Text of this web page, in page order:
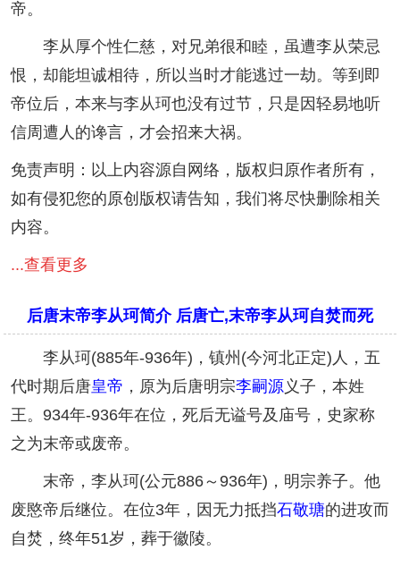
帝。
李从厚个性仁慈，对兄弟很和睦，虽遭李从荣忌
恨，却能坦诚相待，所以当时才能逃过一劫。等到即
帝位后，本来与李从珂也没有过节，只是因轻易地听
信周遭人的谗言，才会招来大祸。
免责声明：以上内容源自网络，版权归原作者所有，
如有侵犯您的原创版权请告知，我们将尽快删除相关
内容。
...查看更多
后唐末帝李从珂简介 后唐亡,末帝李从珂自焚而死
李从珂(885年-936年)，镇州(今河北正定)人，五
代时期后唐皇帝 ，原为后唐明宗李嗣源义子，本姓
王。934年-936年在位，死后无谥号及庙号，史家称
之为末帝或废帝。
末帝，李从珂(公元886～936年)，明宗养子。他
废愍帝后继位。在位3年，因无力抵挡石敬瑭的进攻而
自焚，终年51岁，葬于徽陵。